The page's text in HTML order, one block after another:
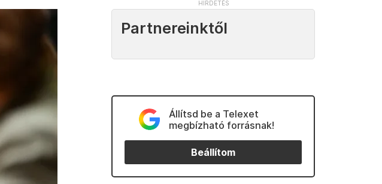
Partnereinktől
Állítsd be a Telexet
megbízható forrásnak!
Beállítom